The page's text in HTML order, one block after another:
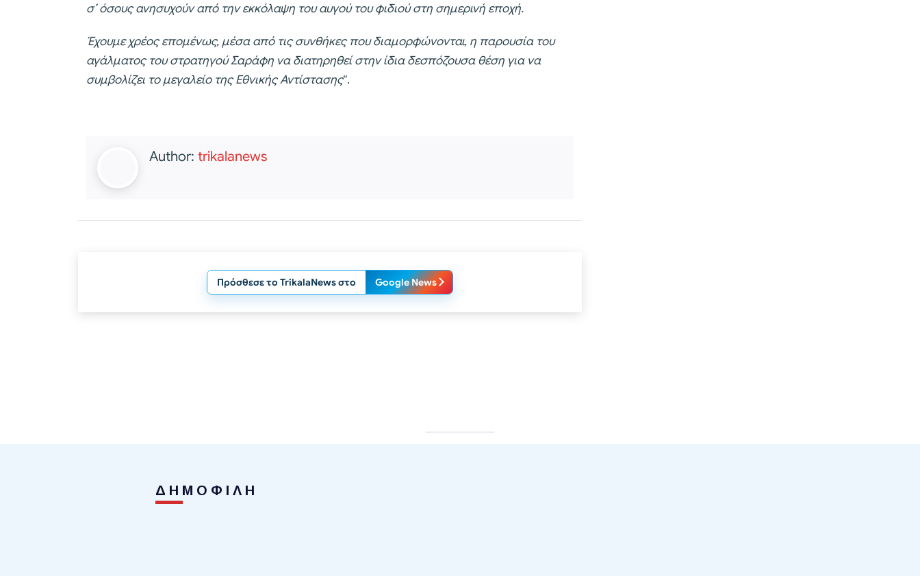
σ’ όσους ανησυχούν από την εκκόλαψη του αυγού του φιδιού στη σημερινή εποχή.
Έχουμε χρέος επομένως, μέσα από τις συνθήκες που διαμορφώνονται, η παρουσία του
αγάλματος του στρατηγού Σαράφη να διατηρηθεί στην ίδια δεσπόζουσα θέση για να
συμβολίζει το μεγαλείο της Εθνικής Αντίστασης“.
Author: trikalanews
Πρόσθεσε το TrikalaNews στο Google News
ΔΗΜΟΦΙΛΗ